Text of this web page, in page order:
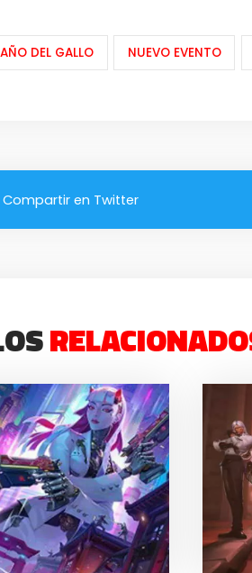
AÑO DEL GALLO NUEVO EVENTO
Compartir en Twitter